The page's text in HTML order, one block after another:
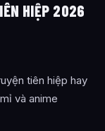
HIỆP 2026
tiên hiệp hay
và anime